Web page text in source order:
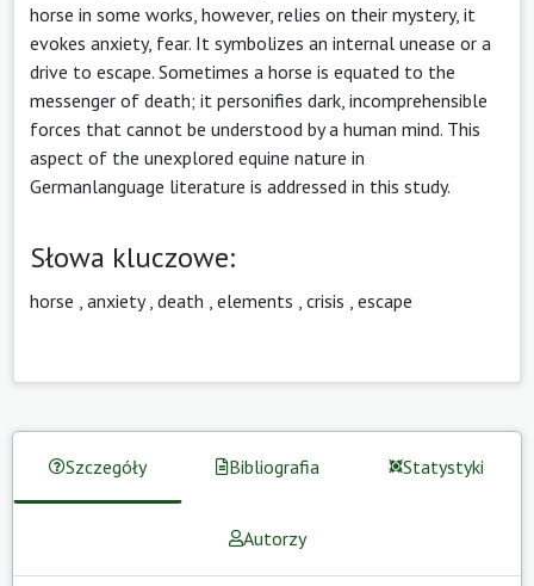
horse in some works, however, relies on their mystery, it
evokes anxiety, fear. It symbolizes an internal unease or a
drive to escape. Sometimes a horse is equated to the
messenger of death; it personifies dark, incomprehensible
forces that cannot be understood by a human mind. This
aspect of the unexplored equine nature in
Germanlanguage literature is addressed in this study.
Słowa kluczowe:
horse anxiety, death elements crisis escape
Szczegóły Bibliografia Statystyki
Autorzy